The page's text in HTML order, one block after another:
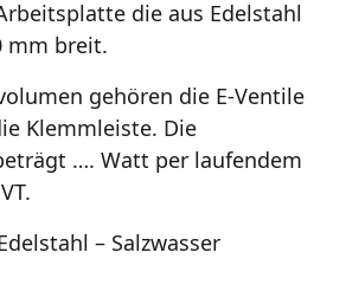
die aus Edelstahl
mm breit.
gehören die E-Ventile
Klemmleiste. Die
…. Watt per laufendem
– Salzwasser